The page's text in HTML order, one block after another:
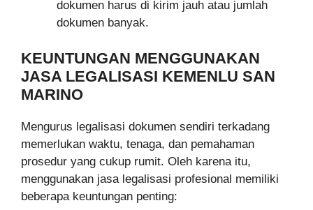
dokumen harus di kirim jauh atau jumlah
dokumen banyak.
KEUNTUNGAN MENGGUNAKAN
JASA LEGALISASI KEMENLU SAN
MARINO
Mengurus legalisasi dokumen sendiri terkadang
memerlukan waktu, tenaga, dan pemahaman
prosedur yang cukup rumit. Oleh karena itu,
menggunakan jasa legalisasi profesional memiliki
beberapa keuntungan penting: